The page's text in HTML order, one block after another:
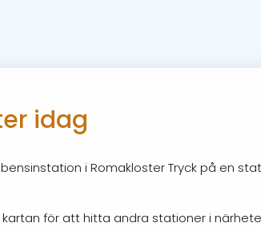
idag
i Romakloster Tryck på en
för att hitta andra stationer i